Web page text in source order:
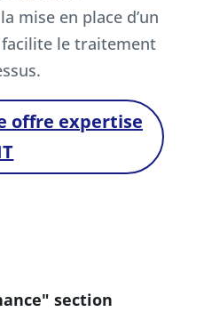
mise en place d’un
le traitement
offre expertise
section